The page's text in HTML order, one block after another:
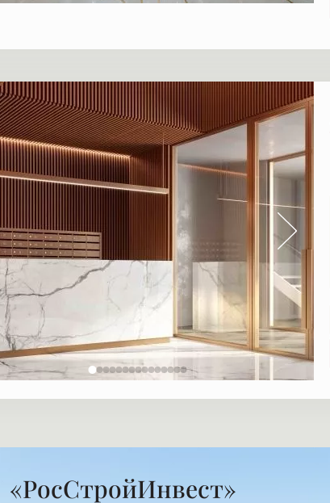
«РосСтройИнвест»